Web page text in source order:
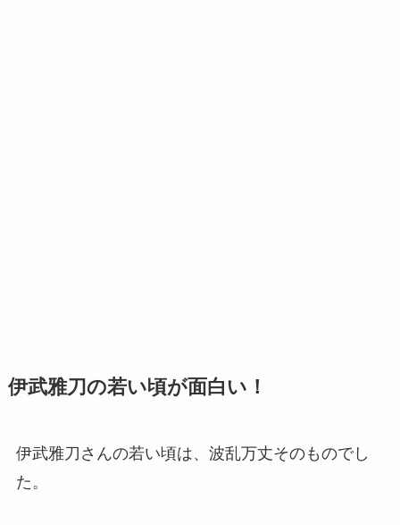
伊武雅刀の若い頃が面白い！
伊武雅刀さんの若い頃は、波乱万丈そのものでし
た。